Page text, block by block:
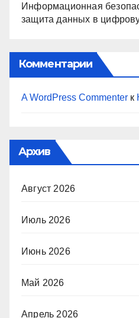
Информационная
защита данных в
Комментарии
A WordPress Commenter к
Архив
Август 2026
Июль 2026
Июнь 2026
Май 2026
Апрель 2026